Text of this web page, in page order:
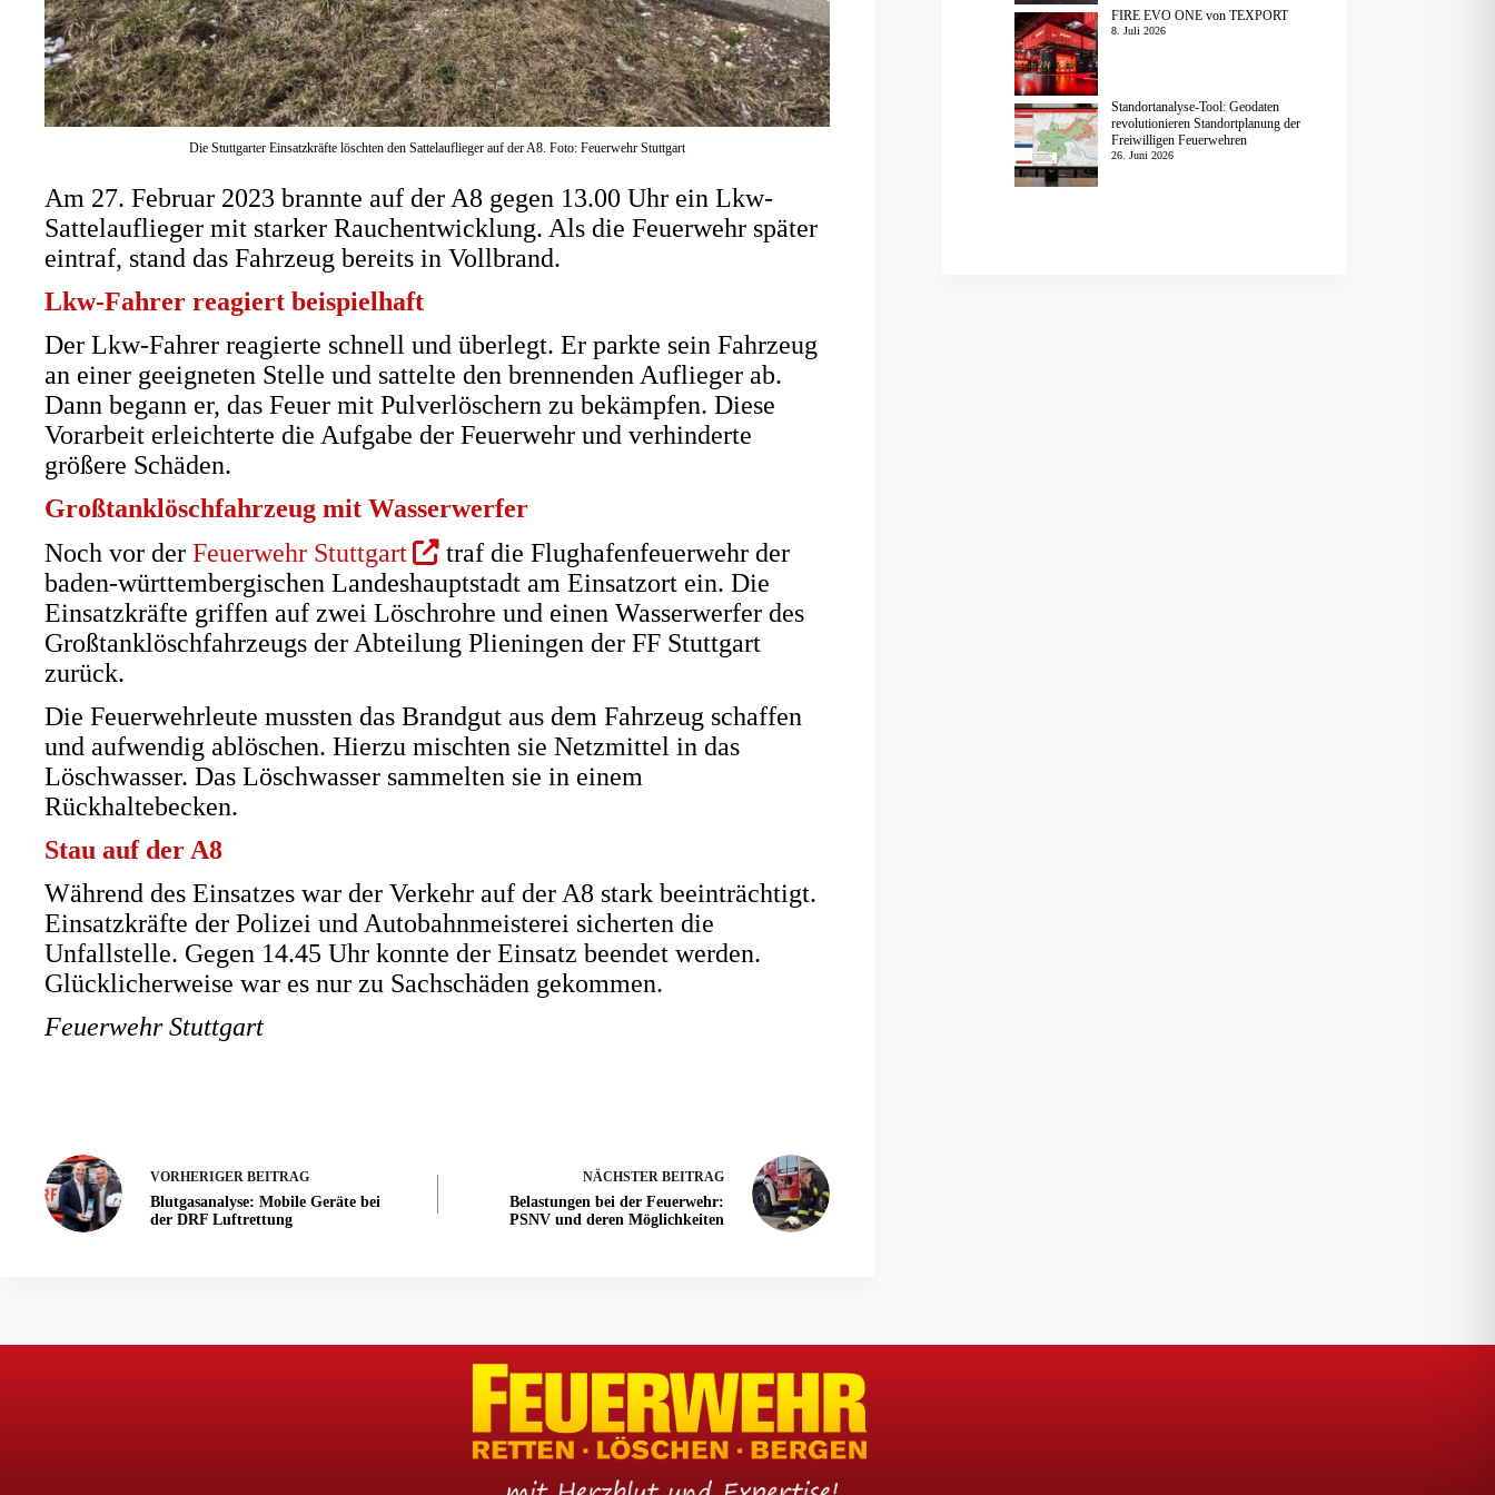
Die Stuttgarter Einsatzkräfte löschten den Sattelauflieger auf der A8. Foto: Feuerwehr Stuttgart
Am 27. Februar 2023 brannte auf der A8 gegen 13.00 Uhr ein Lkw-
Sattelauflieger mit starker Rauchentwicklung. Als die Feuerwehr später
eintraf, stand das Fahrzeug bereits in Vollbrand.
Lkw-Fahrer reagiert beispielhaft
Der Lkw-Fahrer reagierte schnell und überlegt. Er parkte sein Fahrzeug
an einer geeigneten Stelle und sattelte den brennenden Auflieger ab.
Dann begann er, das Feuer mit Pulverlöschern zu bekämpfen. Diese
Vorarbeit erleichterte die Aufgabe der Feuerwehr und verhinderte
größere Schäden.
Großtanklöschfahrzeug mit Wasserwerfer
Noch vor der Feuerwehr Stuttgart(Öffnet
in
einem
neuen
traf die Flughafenfeuerwehr der
baden-württembergischen Landeshauptstadt am Einsatzort ein. Die
Einsatzkräfte griffen auf zwei Löschrohre und einen Wasserwerfer des
Großtanklöschfahrzeugs der Abteilung Plieningen der FF Stuttgart
zurück.
Die Feuerwehrleute mussten das Brandgut aus dem Fahrzeug schaffen
und aufwendig ablöschen. Hierzu mischten sie Netzmittel in das
Löschwasser. Das Löschwasser sammelten sie in einem
Rückhaltebecken.
Stau auf der A8
Während des Einsatzes war der Verkehr auf der A8 stark beeinträchtigt.
Einsatzkräfte der Polizei und Autobahnmeisterei sicherten die
Unfallstelle. Gegen 14.45 Uhr konnte der Einsatz beendet werden.
Glücklicherweise war es nur zu Sachschäden gekommen.
Feuerwehr Stuttgart
VORHERIGER BEITRAG
Blutgasanalyse: Mobile Geräte bei
der DRF Luftrettung
NÄCHSTERBEITRAG
Belastungen bei der Feuerwehr:
PSNV und deren Möglichkeiten
FIRE EVO ONE von TEXPORT
8. Juli 2026
Standortanalyse-Tool: Geodaten
revolutionieren Standortplanung der
Freiwilligen Feuerwehren
26. Juni 2026